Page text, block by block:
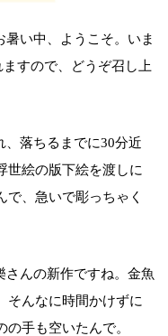
い中、ようこそ。いま
すので、どうぞ召し上
、落ちるまでに30分近
世絵の版下絵を渡しに
、急いで彫っちゃく
んの新作ですね。金魚
そんなに時間かけずに
手も空いたんで。